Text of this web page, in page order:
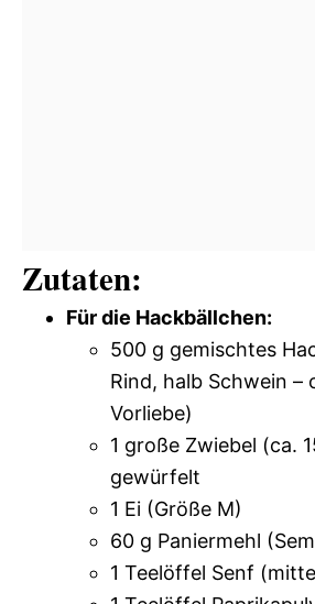
Zutaten:
Für die Hackbällchen:
500 g gemischtes
Rind, halb Schwein –
Vorliebe)
1 große Zwiebel (ca.
gewürfelt
1 Ei (Größe M)
60 g Paniermehl
1 Teelöffel Senf